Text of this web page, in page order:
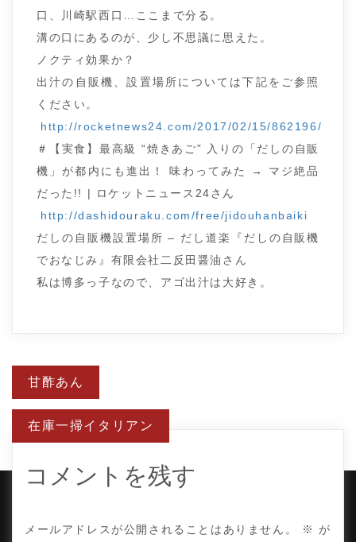
口、川崎駅西口…ここまで分る。
溝の口にあるのが、少し不思議に思えた。
ノクティ効果か？
出汁の自販機、設置場所については下記をご参照
ください。
http://rocketnews24.com/2017/02/15/862196/
＃【実食】最高級 “焼きあご” 入りの「だしの自販
機」が都内にも進出！ 味わってみた → マジ絶品
だった!! | ロケットニュース24さん
http://dashidouraku.com/free/jidouhanbaiki
だしの自販機設置場所 – だし道楽『だしの自販機
でおなじみ』有限会社二反田醤油さん
私は博多っ子なので、アゴ出汁は大好き。
投
稿
ナ
ビ
ゲ
ー
ョ
ン
甘酢あん
在庫一掃イタリアン
コメントを残す
メールアドレスが公開されることはありません。 ※ が